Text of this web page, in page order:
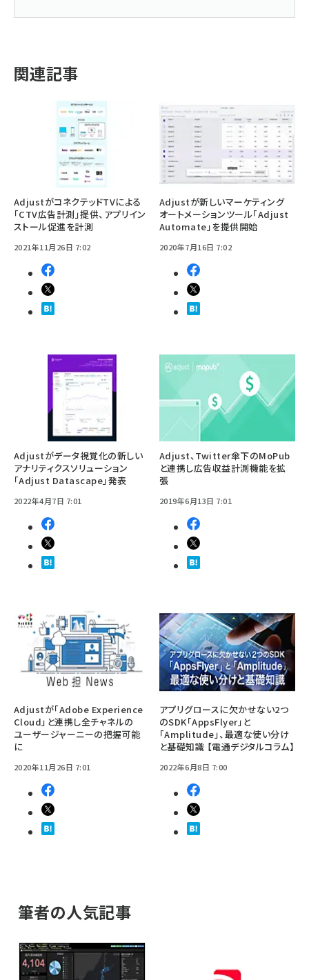
関連記事
AdjustがコネクテッドTVによる
「CTV広告計測」提供、アプリイン
ストール促進を計測
2021年11月26日 7:02
Adjustが新しいマーケティング
オートメーションツール「Adjust
Automate」を提供開始
2020年7月16日 7:02
Adjustがデータ視覚化の新しい
アナリティクスソリューション
「Adjust Datascape」発表
2022年4月7日 7:01
Adjust、Twitter傘下のMoPub
と連携し広告収益計測機能を拡
張
2019年6月13日 7:01
Adjustが「Adobe Experience
Cloud」と連携し全チャネルの
ユーザージャーニーの把握可能
に
2020年11月26日 7:01
アプリグロースに欠かせない2つ
のSDK「AppsFlyer」と
「Amplitude」、最適な使い分け
と基礎知識 【電通デジタルコラム】
2022年6月8日 7:00
筆者の人気記事